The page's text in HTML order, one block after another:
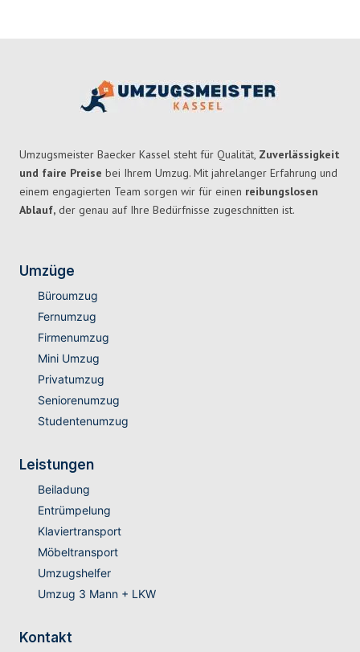
Umzugsmeister Baecker Kassel steht für Qualität, Zuverlässigkeit
und faire Preise bei Ihrem Umzug. Mit jahrelanger Erfahrung und
einem engagierten Team sorgen wir für einen reibungslosen
Ablauf, der genau auf Ihre Bedürfnisse zugeschnitten ist.
Umzüge
Büroumzug
Fernumzug
Firmenumzug
Mini Umzug
Privatumzug
Seniorenumzug
Studentenumzug
Leistungen
Beiladung
Entrümpelung
Klaviertransport
Möbeltransport
Umzugshelfer
Umzug 3 Mann + LKW
Kontakt